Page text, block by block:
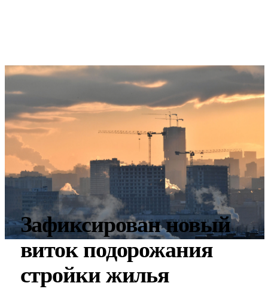
Зафиксирован новый
виток подорожания
стройки жилья